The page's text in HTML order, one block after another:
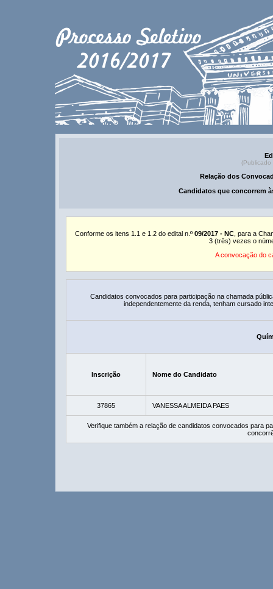
(Publicado
Relação dos
Candidatos que concorrem
Conforme os itens 1.1 e 1.2 do edital n.º 09/2017 - NC , para a
3 (três) vezes o
A convocação do
Candidatos convocados para participação na chamada
independentemente da renda, tenham cursado
Inscrição Nome do Candidato
37865 VANESSA ALMEIDA PAES
Verifique também a relação de candidatos convocados para